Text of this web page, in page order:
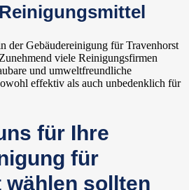
der Gebäudereinigung für Travenhorst
viele Reinigungsfirmen
und umweltfreundliche
effektiv als auch unbedenklich für
für Ihre
für
wählen sollten